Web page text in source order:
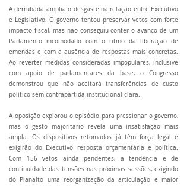
A derrubada amplia o desgaste na relação entre Executivo
e Legislativo. O governo tentou preservar vetos com forte
impacto fiscal, mas não conseguiu conter o avanço de um
Parlamento incomodado com o ritmo da liberação de
emendas e com a ausência de respostas mais concretas.
Ao reverter medidas consideradas impopulares, inclusive
com apoio de parlamentares da base, o Congresso
demonstrou que não aceitará transferências de custo
político sem contrapartida institucional clara.
A oposição explorou o episódio para pressionar o governo,
mas o gesto majoritário revela uma insatisfação mais
ampla. Os dispositivos retomados já têm força legal e
exigirão do Executivo resposta orçamentária e política.
Com 156 vetos ainda pendentes, a tendência é de
continuidade das tensões nas próximas sessões, exigindo
do Planalto uma reorganização da articulação e maior